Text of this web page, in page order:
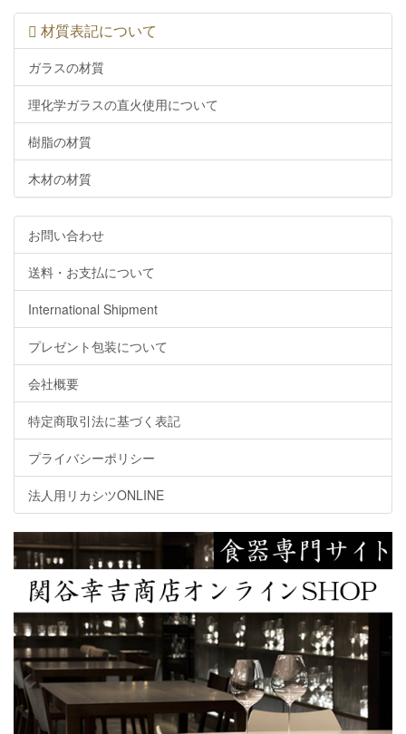
材質表記について
ガラスの材質
理化学ガラスの直火使用について
樹脂の材質
木材の材質
お問い合わせ
送料・お支払について
International Shipment
プレゼント包装について
会社概要
特定商取引法に基づく表記
プライバシーポリシー
法人用リカシツONLINE